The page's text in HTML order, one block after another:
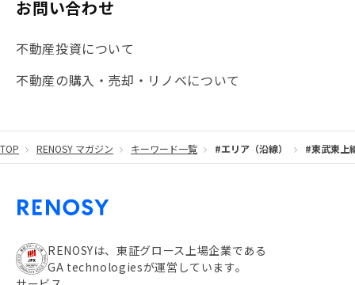
お問い合わせ
不動産投資について
不動産の購入・売却・リノベについて
TOP RENOSY マガジン キーワード一覧 #エリア（沿線） #東武東上
RENOSYは、東証グロース上場企業である
GA technologiesが運営しています。